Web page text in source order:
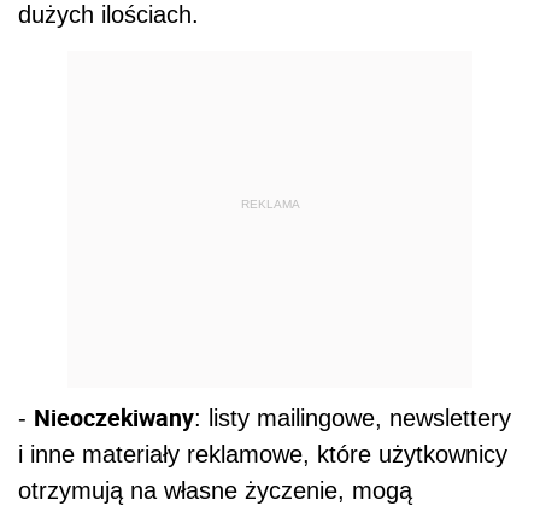
dużych ilościach.
REKLAMA
- Nieoczekiwany: listy mailingowe, newslettery
i inne materiały reklamowe, które użytkownicy
otrzymują na własne życzenie, mogą